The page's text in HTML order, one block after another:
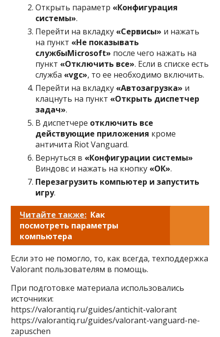
Открыть параметр «Конфигурация
системы».
Перейти на вкладку «Сервисы» и нажать
на пункт «Не показывать
службыMicrosoft» после чего нажать на
пункт «Отключить все». Если в списке есть
служба «vgc», то ее необходимо включить.
Перейти на вкладку «Автозагрузка» и
клацнуть на пункт «Открыть диспетчер
задач».
В диспетчере отключить все
действующие приложения кроме
античита Riot Vanguard.
Вернуться в «Конфигурации системы»
Виндовс и нажать на кнопку «ОК».
Перезагрузить компьютер и запустить
игру.
Читайте также: Как
посмотреть параметры
компьютера
Если это не помогло, то, как всегда, техподдержка
Valorant пользователям в помощь.
При подготовке материала использовались
источники:
https://valorantiq.ru/guides/antichit-valorant
https://valorantiq.ru/guides/valorant-vanguard-ne-
zapuschen